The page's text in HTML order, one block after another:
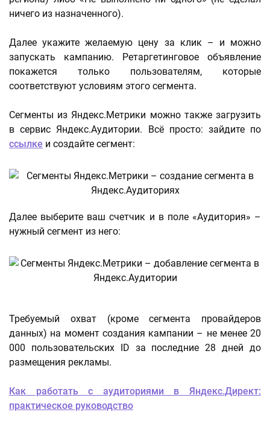
ничего из назначенного).
Далее укажите желаемую цену за клик – и можно
запускать кампанию. Ретаргетинговое объявление
покажется только пользователям, которые
соответствуют условиям этого сегмента.
Сегменты из Яндекс.Метрики можно также загрузить
в сервис Яндекс.Аудитории. Всё просто: зайдите по
ссылке и создайте сегмент:
Далее выберите ваш счетчик и в поле «Аудитория» –
нужный сегмент из него:
Требуемый охват (кроме сегмента провайдеров
данных) на момент создания кампании – не менее 20
000 пользовательских ID за последние 28 дней до
размещения рекламы.
Как работать с аудиториями в Яндекс.Директ:
практическое руководство